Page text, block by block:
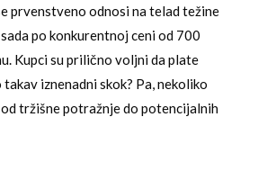
prvenstveno odnosi na telad težine
po konkurentnoj ceni od 700
Kupci su prilično voljni da plate
iznenadni skok? Pa, nekoliko
tržišne potražnje do potencijalnih